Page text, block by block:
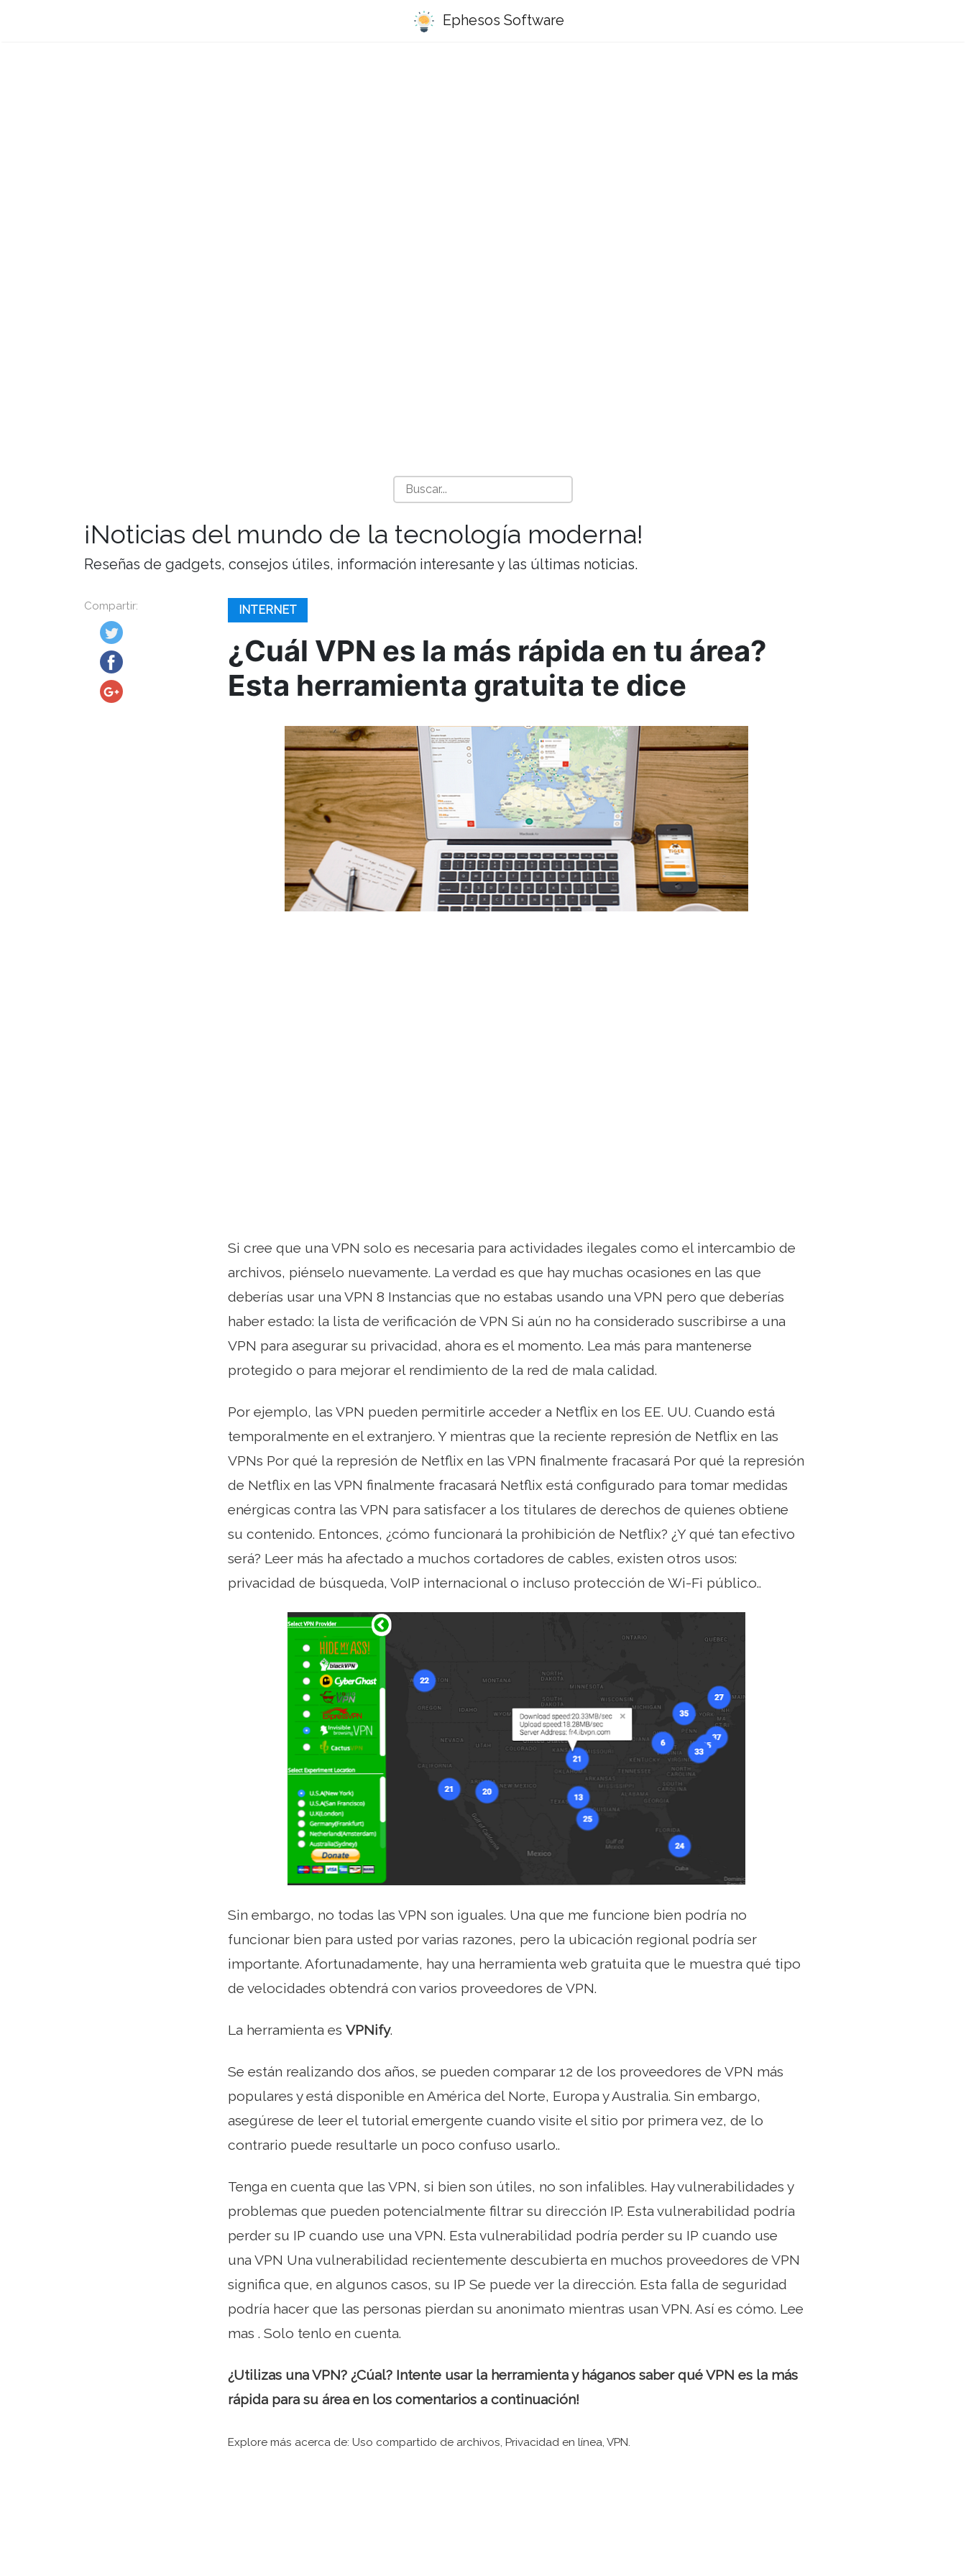
Ephesos Software
¡Noticias del mundo de la tecnología moderna!
Reseñas de gadgets, consejos útiles, información interesante y las últimas noticias.
Compartir: INTERNET
¿Cuál VPN es la más rápida en tu área?
Esta herramienta gratuita te dice
Si cree que una VPN solo es necesaria para actividades ilegales como el intercambio de
archivos, piénselo nuevamente. La verdad es que hay muchas ocasiones en las que
deberías usar una VPN 8 Instancias que no estabas usando una VPN pero que deberías
haber estado: la lista de verificación de VPN Si aún no ha considerado suscribirse a una
VPN para asegurar su privacidad, ahora es el momento. Lea más para mantenerse
protegido o para mejorar el rendimiento de la red de mala calidad.
Por ejemplo, las VPN pueden permitirle acceder a Netflix en los EE. UU. Cuando está
temporalmente en el extranjero. Y mientras que la reciente represión de Netflix en las
VPNs Por qué la represión de Netflix en las VPN finalmente fracasará Por qué la represión
de Netflix en las VPN finalmente fracasará Netflix está configurado para tomar medidas
enérgicas contra las VPN para satisfacer a los titulares de derechos de quienes obtiene
su contenido. Entonces, ¿cómo funcionará la prohibición de Netflix? ¿Y qué tan efectivo
será? Leer más ha afectado a muchos cortadores de cables, existen otros usos:
privacidad de búsqueda, VoIP internacional o incluso protección de Wi-Fi público..
Sin embargo, no todas las VPN son iguales. Una que me funcione bien podría no
funcionar bien para usted por varias razones, pero la ubicación regional podría ser
importante. Afortunadamente, hay una herramienta web gratuita que le muestra qué tipo
de velocidades obtendrá con varios proveedores de VPN.
La herramienta es VPNify.
Se están realizando dos años, se pueden comparar 12 de los proveedores de VPN más
populares y está disponible en América del Norte, Europa y Australia. Sin embargo,
asegúrese de leer el tutorial emergente cuando visite el sitio por primera vez, de lo
contrario puede resultarle un poco confuso usarlo..
Tenga en cuenta que las VPN, si bien son útiles, no son infalibles. Hay vulnerabilidades y
problemas que pueden potencialmente filtrar su dirección IP. Esta vulnerabilidad podría
perder su IP cuando use una VPN. Esta vulnerabilidad podría perder su IP cuando use
una VPN Una vulnerabilidad recientemente descubierta en muchos proveedores de VPN
significa que, en algunos casos, su IP Se puede ver la dirección. Esta falla de seguridad
podría hacer que las personas pierdan su anonimato mientras usan VPN. Así es cómo. Lee
mas . Solo tenlo en cuenta.
¿Utilizas una VPN? ¿Cúal? Intente usar la herramienta y háganos saber qué VPN es la más
rápida para su área en los comentarios a continuación!
Explore más acerca de: Uso compartido de archivos, Privacidad en línea, VPN.